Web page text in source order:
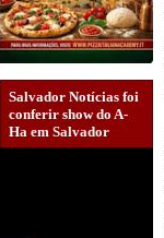
Salvador Notícias foi
conferir show do A-
Ha em Salvador